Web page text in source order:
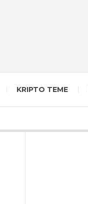
KRIPTO TEME